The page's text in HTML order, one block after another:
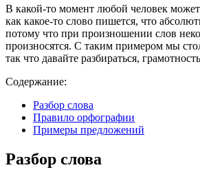
В какой-то момент любой человек
как какое-то слово пишется, что
потому что при произношении слов
произносятся. С таким примером мы
так что давайте разбираться,
Содержание:
Разбор слова
Правило орфографии
Примеры предложений
Разбор слова